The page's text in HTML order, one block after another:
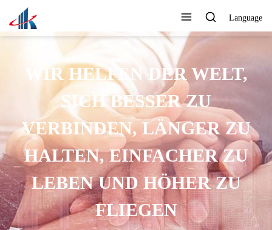
Language
WIR HELFEN DER WELT,
SICH BESSER ZU
VERBINDEN, LÄNGER ZU
HALTEN, EINFACHER ZU
LEBEN UND HÖHER ZU
FLIEGEN